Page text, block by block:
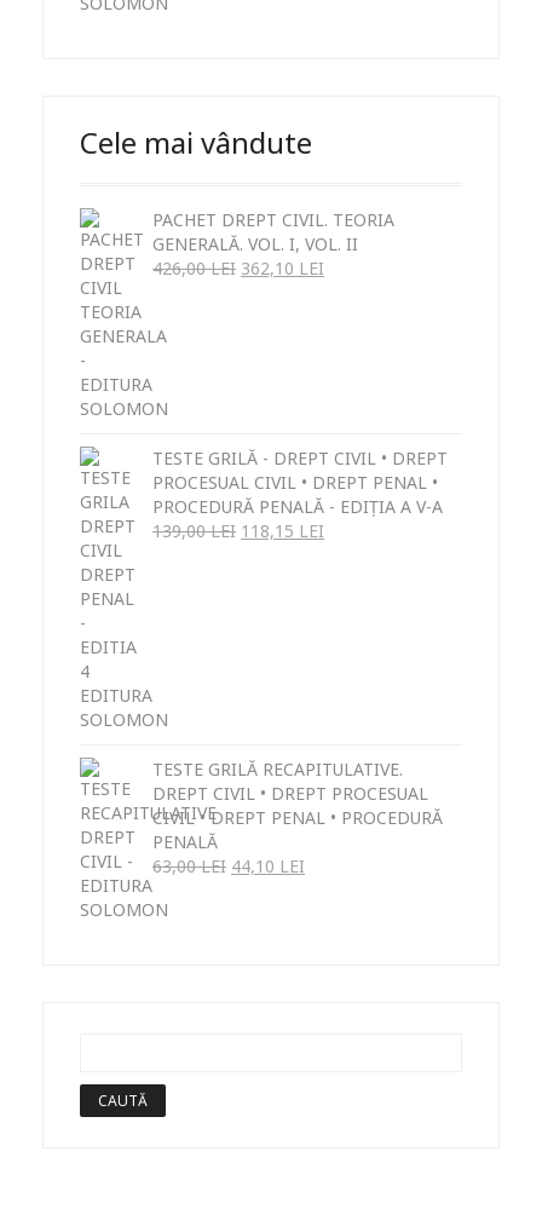
Cele mai vândute
PACHET DREPT CIVIL. TEORIA
GENERALĂ. VOL. I, VOL. II
426,00LEI 362,10 LEI
TESTE GRILĂ - DREPT CIVIL • DREPT
PROCESUAL CIVIL • DREPT PENAL •
PROCEDURĂ PENALĂ - EDIȚIA A V-A
139,00LEI 118,15 LEI
TESTE GRILĂ RECAPITULATIVE.
DREPT CIVIL • DREPT PROCESUAL
CIVIL • DREPT PENAL • PROCEDURĂ
PENALĂ
63,00LEI 44,10 LEI